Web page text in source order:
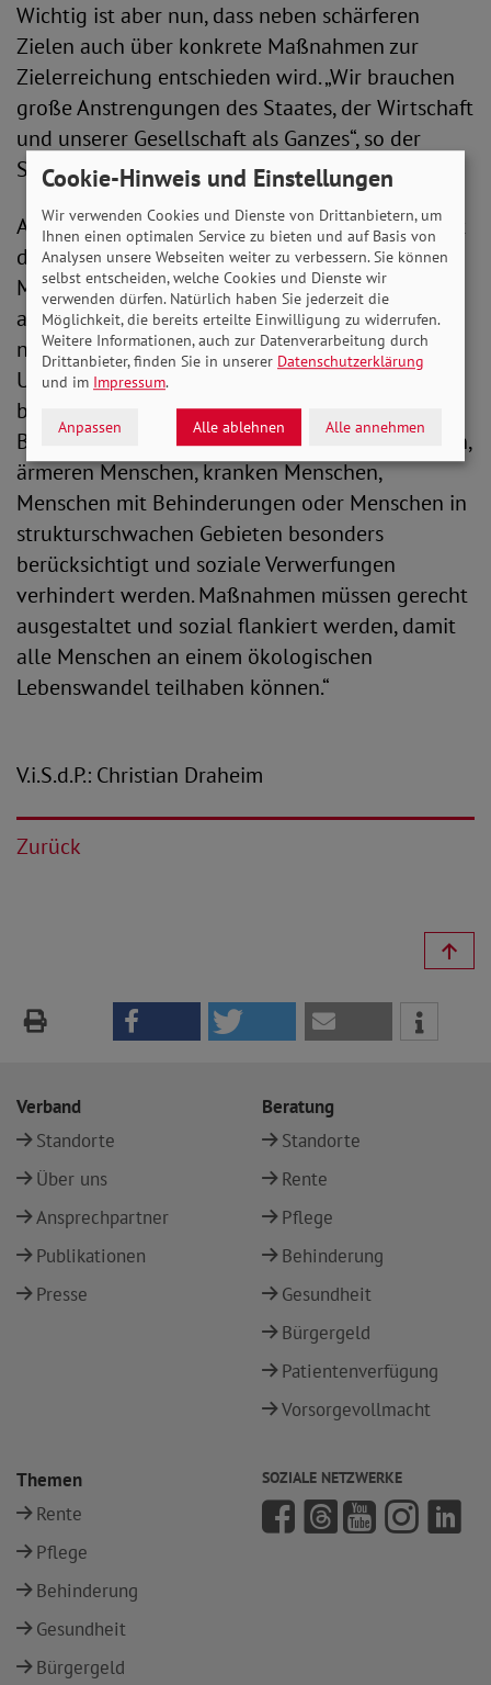
Wichtig ist aber nun, dass neben schärferen
Zielen auch über konkrete Maßnahmen zur
Zielerreichung entschieden wird. „Wir brauchen
große Anstrengungen des Staates, der Wirtschaft
und unserer Gesellschaft als Ganzes“, so der
SoVD-Präsident.
Als ältester Sozialverband in Deutschland kennt
der SoVD die existenziellen Sorgen vieler
Menschen in Deutschland sehr genau. „Es wäre
allerdings unredlich, diese Sorgen gegen
notwendige Klima- und
Umweltschutzmaßnahmen in Stellung zu
bringen“, mahnt Bauer. Vielmehr müssen die
Bedarfslagen beispielswiese von Berufspendlern,
ärmeren Menschen, kranken Menschen,
Menschen mit Behinderungen oder Menschen in
strukturschwachen Gebieten besonders
berücksichtigt und soziale Verwerfungen
verhindert werden. Maßnahmen müssen gerecht
ausgestaltet und sozial flankiert werden, damit
alle Menschen an einem ökologischen
Lebenswandel teilhaben können.“
V.i.S.d.P.: Christian Draheim
Zurück
Verband
Standorte
Über uns
Ansprechpartner
Publikationen
Presse
Beratung
Standorte
Rente
Pflege
Behinderung
Gesundheit
Bürgergeld
Patientenverfügung
Vorsorgevollmacht
Themen
Rente
Pflege
Behinderung
Gesundheit
Bürgergeld
SOZIALE NETZWERKE
Cookie-Hinweis und Einstellungen
Wir verwenden Cookies und Dienste von Drittanbietern, um
Ihnen einen optimalen Service zu bieten und auf Basis von
Analysen unsere Webseiten weiter zu verbessern. Sie können
selbst entscheiden, welche Cookies und Dienste wir
verwenden dürfen. Natürlich haben Sie jederzeit die
Möglichkeit, die bereits erteilte Einwilligung zu widerrufen.
Weitere Informationen, auch zur Datenverarbeitung durch
Drittanbieter, finden Sie in unserer Datenschutzerklärung
und im Impressum.
Anpassen Alle ablehnen Alle annehmen